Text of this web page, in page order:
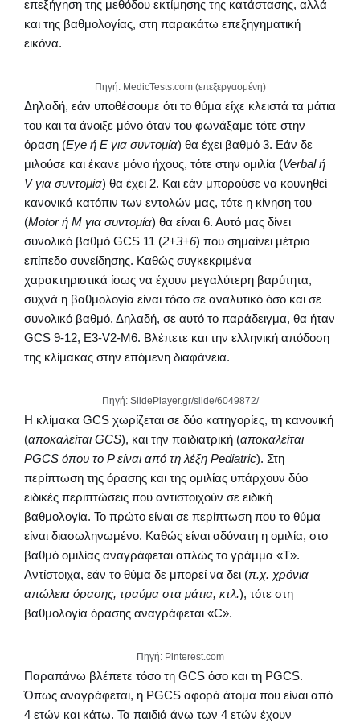
επεξήγηση της μεθόδου εκτίμησης της κατάστασης, αλλά
και της βαθμολογίας, στη παρακάτω επεξηγηματική
εικόνα.
Πηγή: MedicTests.com (επεξεργασμένη)
Δηλαδή, εάν υποθέσουμε ότι το θύμα είχε κλειστά τα μάτια
του και τα άνοιξε μόνο όταν του φωνάξαμε τότε στην
όραση (Eye ή E για συντομία) θα έχει βαθμό 3. Εάν δε
μιλούσε και έκανε μόνο ήχους, τότε στην ομιλία (Verbal ή
V για συντομία) θα έχει 2. Και εάν μπορούσε να κουνηθεί
κανονικά κατόπιν των εντολών μας, τότε η κίνηση του
(Motor ή M για συντομία) θα είναι 6. Αυτό μας δίνει
συνολικό βαθμό GCS 11 (2+3+6) που σημαίνει μέτριο
επίπεδο συνείδησης. Καθώς συγκεκριμένα
χαρακτηριστικά ίσως να έχουν μεγαλύτερη βαρύτητα,
συχνά η βαθμολογία είναι τόσο σε αναλυτικό όσο και σε
συνολικό βαθμό. Δηλαδή, σε αυτό το παράδειγμα, θα ήταν
GCS 9-12, E3-V2-M6. Βλέπετε και την ελληνική απόδοση
της κλίμακας στην επόμενη διαφάνεια.
Πηγή: SlidePlayer.gr/slide/6049872/
Η κλίμακα GCS χωρίζεται σε δύο κατηγορίες, τη κανονική
(αποκαλείται GCS), και την παιδιατρική (αποκαλείται
PGCS όπου το P είναι από τη λέξη Pediatric). Στη
περίπτωση της όρασης και της ομιλίας υπάρχουν δύο
ειδικές περιπτώσεις που αντιστοιχούν σε ειδική
βαθμολογία. Το πρώτο είναι σε περίπτωση που το θύμα
είναι διασωληνωμένο. Καθώς είναι αδύνατη η ομιλία, στο
βαθμό ομιλίας αναγράφεται απλώς το γράμμα «T».
Αντίστοιχα, εάν το θύμα δε μπορεί να δει (π.χ. χρόνια
απώλεια όρασης, τραύμα στα μάτια, κτλ.), τότε στη
βαθμολογία όρασης αναγράφεται «C».
Πηγή: Pinterest.com
Παραπάνω βλέπετε τόσο τη GCS όσο και τη PGCS.
Όπως αναγράφεται, η PGCS αφορά άτομα που είναι από
4 ετών και κάτω. Τα παιδιά άνω των 4 ετών έχουν